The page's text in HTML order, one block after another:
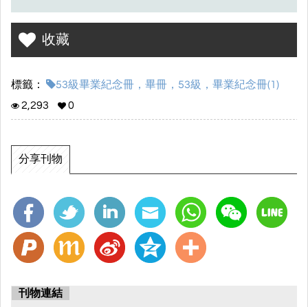
收藏
標籤：
53級畢業紀念冊，畢冊，53級，畢業紀念冊(1)
2,293
0
分享刊物
刊物連結